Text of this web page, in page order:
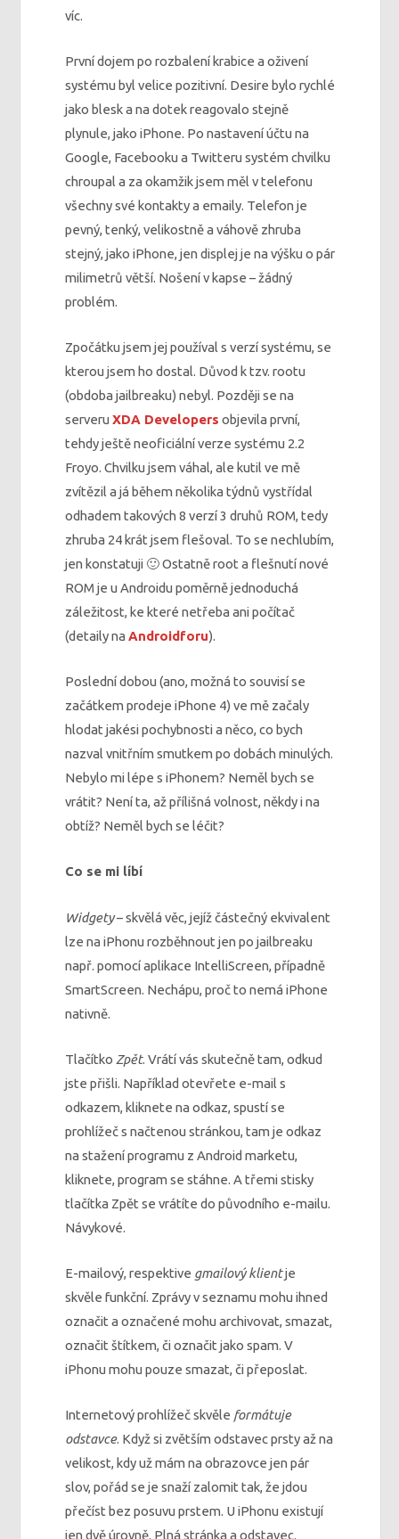
víc.
První dojem po rozbalení krabice a oživení
systému byl velice pozitivní. Desire bylo rychlé
jako blesk a na dotek reagovalo stejně
plynule, jako iPhone. Po nastavení účtu na
Google, Facebooku a Twitteru systém chvilku
chroupal a za okamžik jsem měl v telefonu
všechny své kontakty a emaily. Telefon je
pevný, tenký, velikostně a váhově zhruba
stejný, jako iPhone, jen displej je na výšku o pár
milimetrů větší. Nošení v kapse – žádný
problém.
Zpočátku jsem jej používal s verzí systému, se
kterou jsem ho dostal. Důvod k tzv. rootu
(obdoba jailbreaku) nebyl. Později se na
serveruXDA Developers objevila první,
tehdy ještě neoficiální verze systému 2.2
Froyo. Chvilku jsem váhal, ale kutil ve mě
zvítězil a já během několika týdnů vystřídal
odhadem takových 8 verzí 3 druhů ROM, tedy
zhruba 24 krát jsem flešoval. To se nechlubím,
jen konstatuji 🙂 Ostatně root a flešnutí nové
ROM je u Androidu poměrně jednoduchá
záležitost, ke které netřeba ani počítač
(detaily naAndroidforu).
Poslední dobou (ano, možná to souvisí se
začátkem prodeje iPhone 4) ve mě začaly
hlodat jakési pochybnosti a něco, co bych
nazval vnitřním smutkem po dobách minulých.
Nebylo mi lépe s iPhonem? Neměl bych se
vrátit? Není ta, až přílišná volnost, někdy i na
obtíž? Neměl bych se léčit?
Co se mi líbí
Widgety– skvělá věc, jejíž částečný ekvivalent
lze na iPhonu rozběhnout jen po jailbreaku
např. pomocí aplikace IntelliScreen, případně
SmartScreen. Nechápu, proč to nemá iPhone
nativně.
Tlačítko Zpět. Vrátí vás skutečně tam, odkud
jste přišli. Například otevřete e-mail s
odkazem, kliknete na odkaz, spustí se
prohlížeč s načtenou stránkou, tam je odkaz
na stažení programu z Android marketu,
kliknete, program se stáhne. A třemi stisky
tlačítka Zpět se vrátíte do původního e-mailu.
Návykové.
E-mailový, respektive gmailový klientje
skvěle funkční. Zprávy v seznamu mohu ihned
označit a označené mohu archivovat, smazat,
označit štítkem, či označit jako spam. V
iPhonu mohu pouze smazat, či přeposlat.
Internetový prohlížeč skvěle formátuje
odstavce. Když si zvětším odstavec prsty až na
velikost, kdy už mám na obrazovce jen pár
slov, pořád se je snaží zalomit tak, že jdou
přečíst bez posuvu prstem. U iPhonu existují
jen dvě úrovně. Plná stránka a odstavec.